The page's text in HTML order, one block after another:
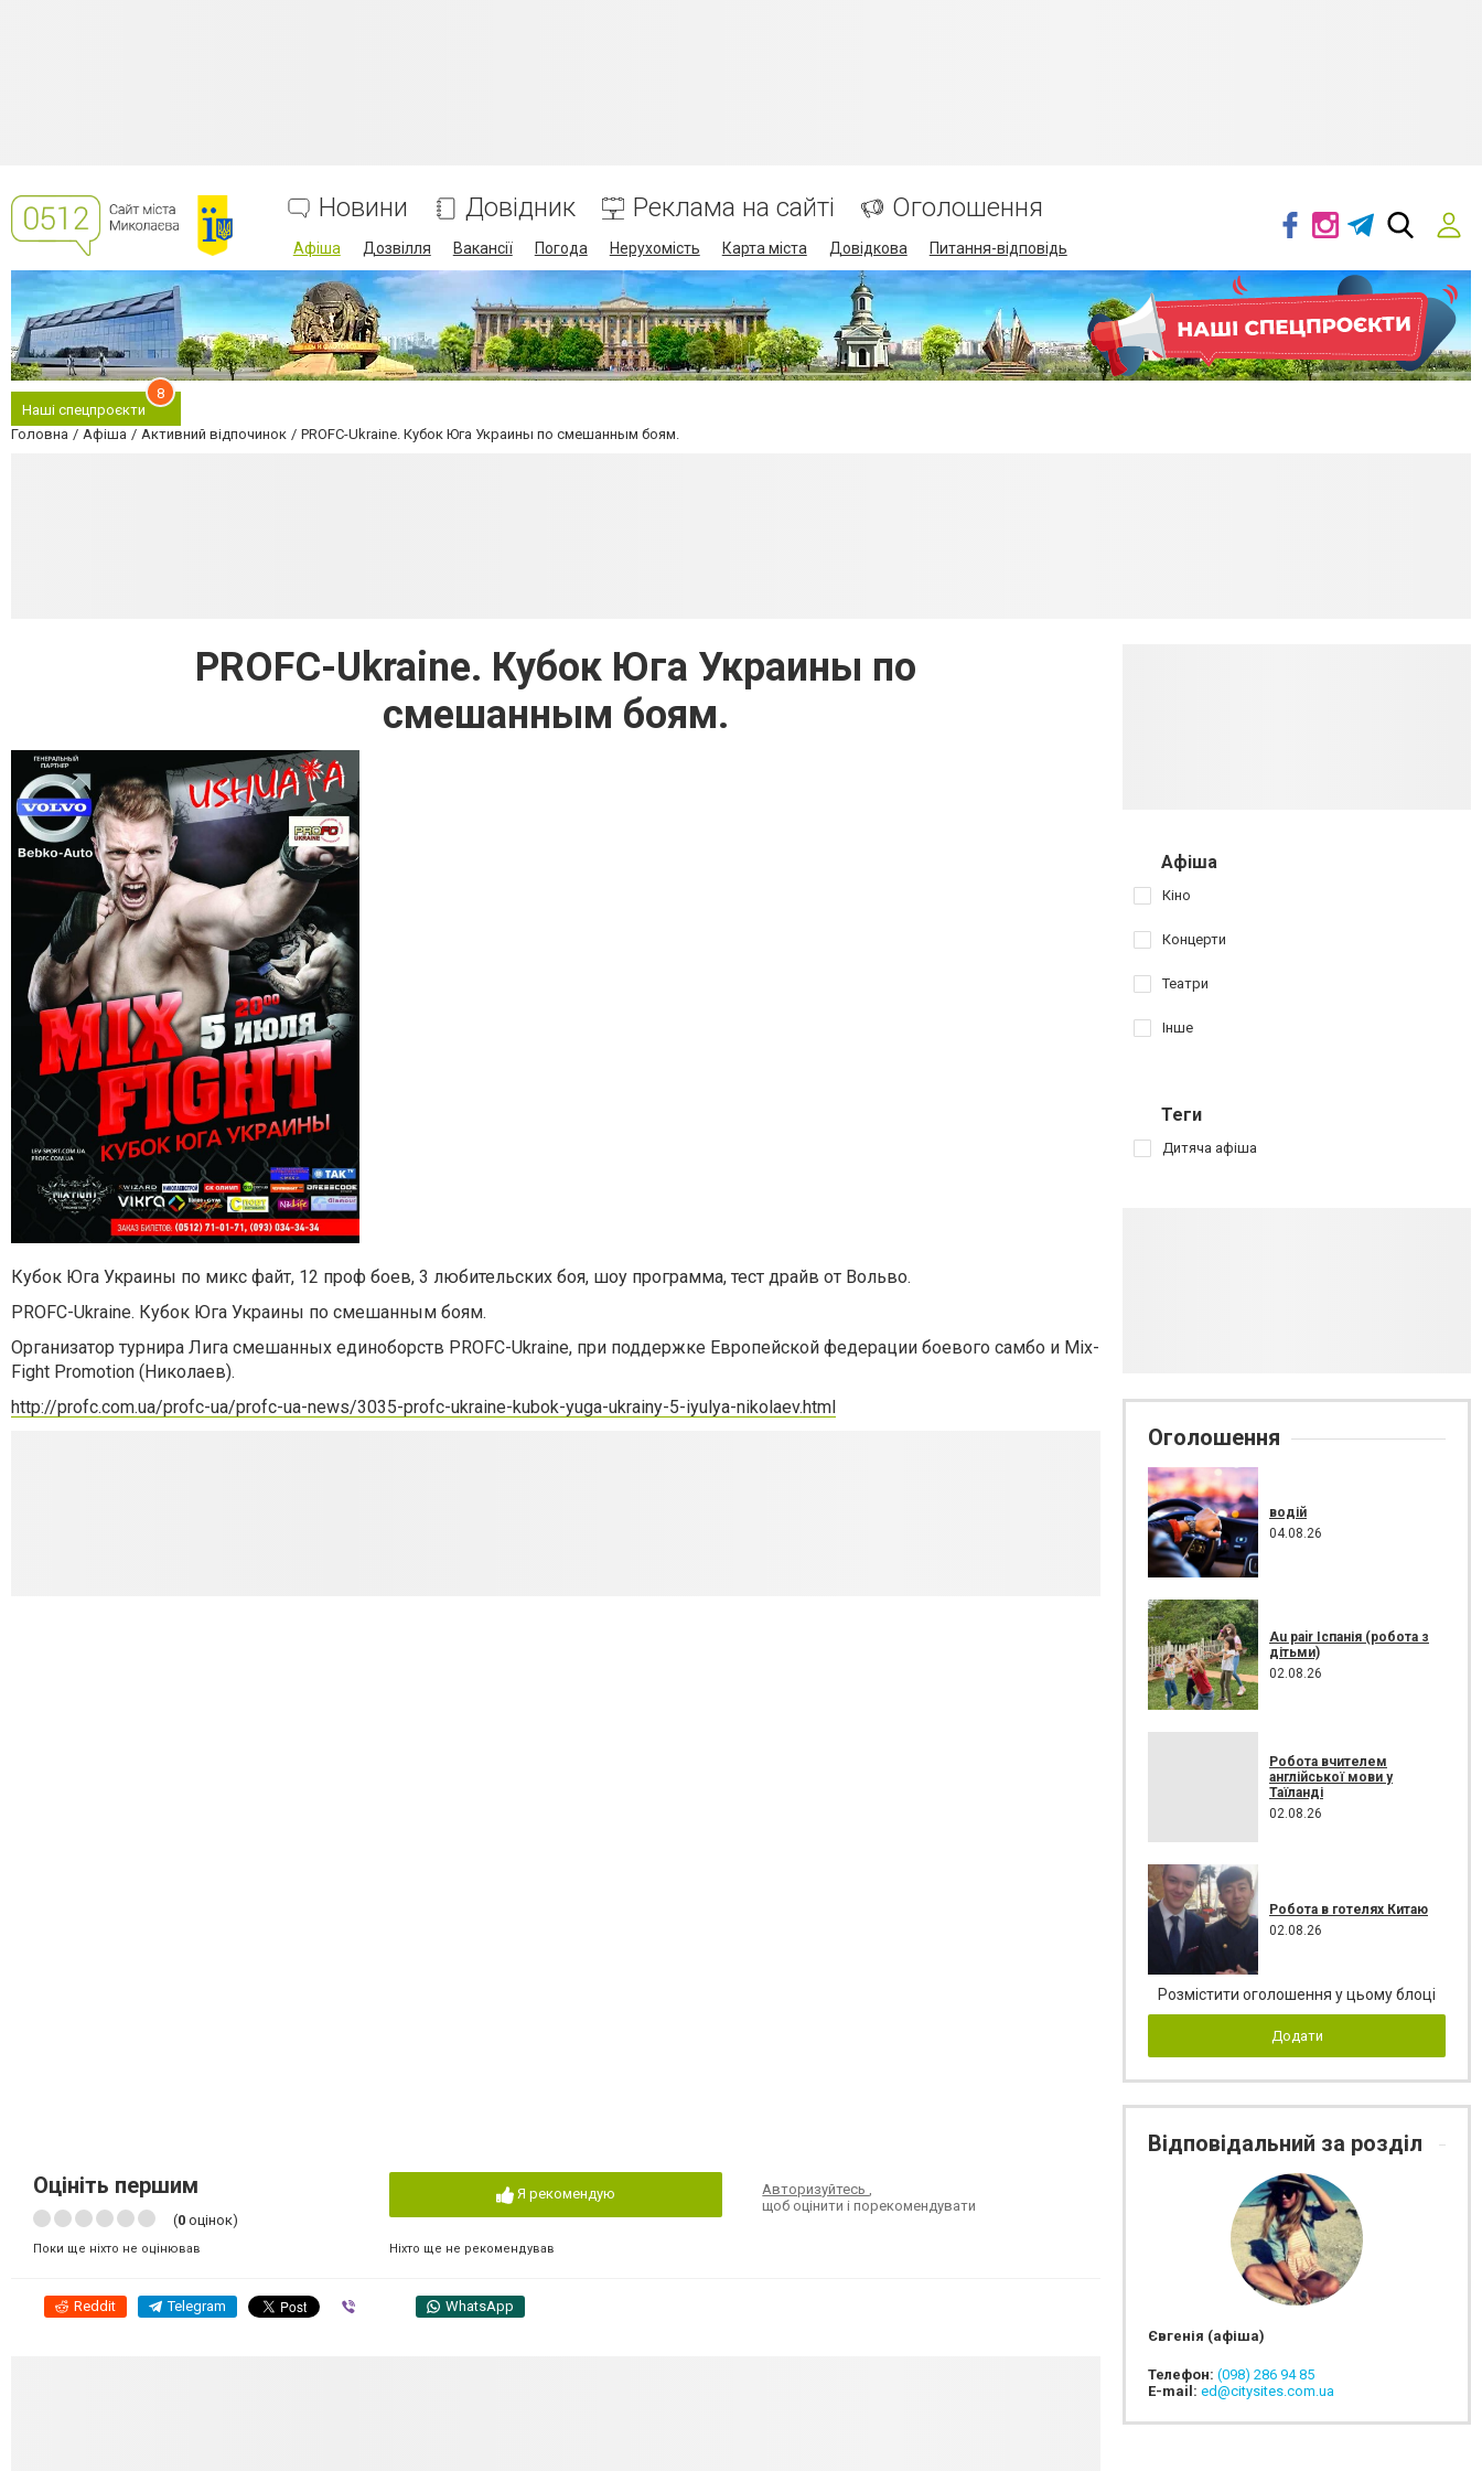
Новини Довідник Реклама на сайті Оголошення
Афіша Дозвілля Вакансії Погода Нерухомість Карта міста Довідкова Питання-відповідь
Наші спецпроєкти
8
Головна Афіша Активний відпочинок PROFC-Ukraine. Кубок Юга Украины по смешанным боям.
PROFC-Ukraine. Кубок Юга Украины по
смешанным боям.
Кубок Юга Украины по микс файт, 12 проф боев, 3 любительских боя, шоу программа, тест драйв от Вольво.
PROFC-Ukraine. Кубок Юга Украины по смешанным боям.
Организатор турнира Лига смешанных единоборств PROFC-Ukraine, при поддержке Европейской федерации боевого самбо и Mix-
Fight Promotion (Николаев).
http://profc.com.ua/profc-ua/profc-ua-news/3035-profc-ukraine-kubok-yuga-ukrainy-5-iyulya-nikolaev.html
Оцініть першим
(0 оцінок)
Поки ще ніхто не оцінював
Я рекомендую
Ніхто ще не рекомендував
Авторизуйтесь,
щоб оцінити і порекомендувати
Reddit Telegram WhatsApp
Афіша
Кіно
Концерти
Театри
Інше
Теги
Дитяча афіша
Оголошення
водій
04.08.26
Au pair Іспанія (робота з
дітьми)
02.08.26
Робота вчителем
англійської мови у
Таїланді
02.08.26
Робота в готелях Китаю
02.08.26
Розмістити оголошення у цьому блоці
Додати
Відповідальний за розділ
Євгенія (афіша)
Телефон: (098) 286 94 85
E-mail: ed@citysites.com.ua